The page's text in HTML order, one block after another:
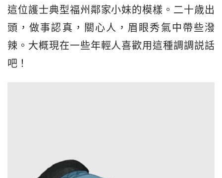
這位護士典型福州鄰家小妹的模樣。二十歳出
頭，做事認真，關心人，眉眼秀氣中帶些潑
辣。大概現在一些年輕人喜歡用這種調調説話
吧！